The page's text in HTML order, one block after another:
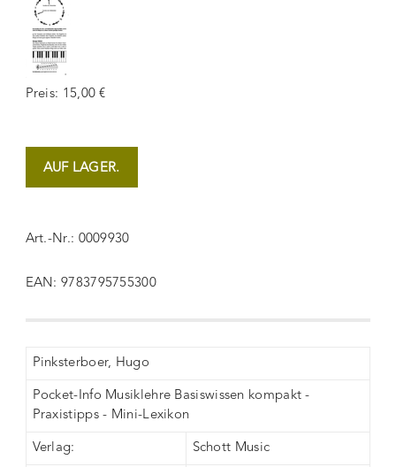
Preis: 15,00 €
AUF LAGER.
Art.-Nr.: 0009930
EAN: 9783795755300
Pinksterboer, Hugo
Pocket-Info Musiklehre Basiswissen kompakt -
Praxistipps - Mini-Lexikon
Verlag: Schott Music